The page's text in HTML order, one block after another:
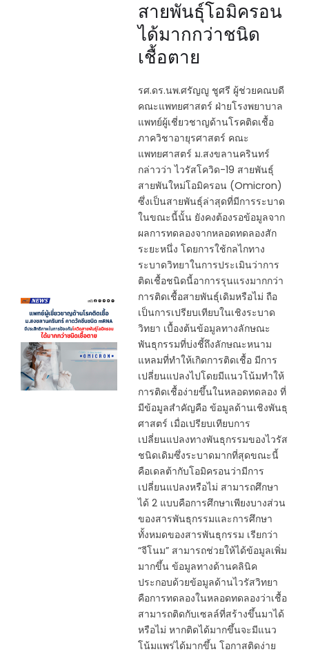
สายพันธุ์โอมิครอน
ได้มากกว่าชนิด
เชื้อตาย
รศ.ดร.นพ.ศรัญญู ชูศรี ผู้ช่วยคณบดี
คณะแพทยศาสตร์ ฝ่ายโรงพยาบาล
แพทย์ผู้เชี่ยวชาญด้านโรคติดเชื้อ
ภาควิชาอายุรศาสตร์ คณะ
แพทยศาสตร์ ม.สงขลานครินทร์
กล่าวว่า ไวรัสโควิด-19 สายพันธุ์
สายพันใหม่โอมิครอน (Omicron)
ซึ่งเป็นสายพันธุ์ล่าสุดที่มีการระบาด
ในขณะนี้นั้น ยังคงต้องรอข้อมูลจาก
ผลการทดลองจากหลอดทดลองสัก
ระยะหนึ่ง โดยการใช้กลไกทาง
ระบาดวิทยาในการประเมินว่าการ
ติดเชื้อชนิดนี้อาการรุนแรงมากกว่า
การติดเชื้อสายพันธุ์เดิมหรือไม่ ถือ
เป็นการเปรียบเทียบในเชิงระบาด
วิทยา เบื้องต้นข้อมูลทางลักษณะ
พันธุกรรมที่บ่งชี้ถึงลักษณะหนาม
แหลมที่ทำให้เกิดการติดเชื้อ มีการ
เปลี่ยนแปลงไปโดยมีแนวโน้มทำให้
การติดเชื้อง่ายขึ้นในหลอดทดลอง ที่
มีข้อมูลสำคัญคือ ข้อมูลด้านเชิงพันธุ
ศาสตร์ เมื่อเปรียบเทียบการ
เปลี่ยนแปลงทางพันธุกรรมของไวรัส
ชนิดเดิมซึ่งระบาดมากที่สุดขณะนี้
คือเดลต้ากับโอมิครอนว่ามีการ
เปลี่ยนแปลงหรือไม่ สามารถศึกษา
ได้ 2 แบบคือการศึกษาเพียงบางส่วน
ของสารพันธุกรรมและการศึกษา
ทั้งหมดของสารพันธุกรรม เรียกว่า
“จีโนม” สามารถช่วยให้ได้ข้อมูลเพิ่ม
มากขึ้น ข้อมูลทางด้านคลินิค
ประกอบด้วยข้อมูลด้านไวรัสวิทยา
คือการทดลองในหลอดทดลองว่าเชื้อ
สามารถติดกับเซลล์ที่สร้างขึ้นมาได้
หรือไม่ หากติดได้มากขึ้นจะมีแนว
โน้มแพร่ได้มากขึ้น โอกาสติดง่าย